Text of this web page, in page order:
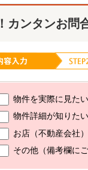
カンタンお問
物件を実際に見たい
物件詳細が知りたい
お店（不動産会社
その他（備考欄に